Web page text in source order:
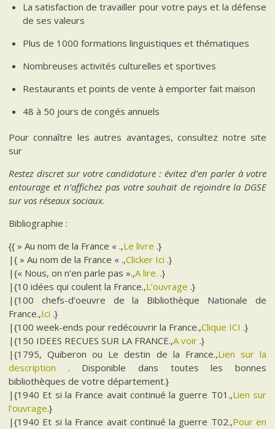
La satisfaction de travailler pour votre pays et la défense
de ses valeurs
Plus de 1000 formations linguistiques et thématiques
Nombreuses activités culturelles et sportives
Restaurants et points de vente à emporter fait maison
48 à 50 jours de congés annuels
Pour connaître les autres avantages, consultez notre site
sur
Restez discret sur votre candidature : évitez d’en parler à votre
entourage et n’affichez pas votre souhait de rejoindre la DGSE
sur vos réseaux sociaux.
Bibliographie :
{{ » Au nom de la France « .,Le livre .}
|{ » Au nom de la France « .,Clicker Ici .}
|{« Nous, on n’en parle pas ».,A lire. .}
|{10 idées qui coulent la France.,L’ouvrage .}
|{100 chefs-d’oeuvre de la Bibliothèque Nationale de
France.,Ici .}
|{100 week-ends pour redécouvrir la France.,Clique ICI .}
|{150 IDEES RECUES SUR LA FRANCE.,A voir .}
|{1795, Quiberon ou Le destin de la France.,Lien sur la
description . Disponible dans toutes les bonnes
bibliothèques de votre département.}
|{1940 Et si la France avait continué la guerre T01.,Lien sur
l’ouvrage.}
|{1940 Et si la France avait continué la guerre T02.,Pour en